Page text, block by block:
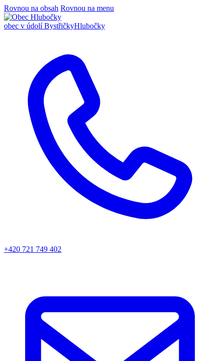
Rovnou na obsah Rovnou na menu
obec v údolí BystřičkyHlubočky
+420 721 749 402